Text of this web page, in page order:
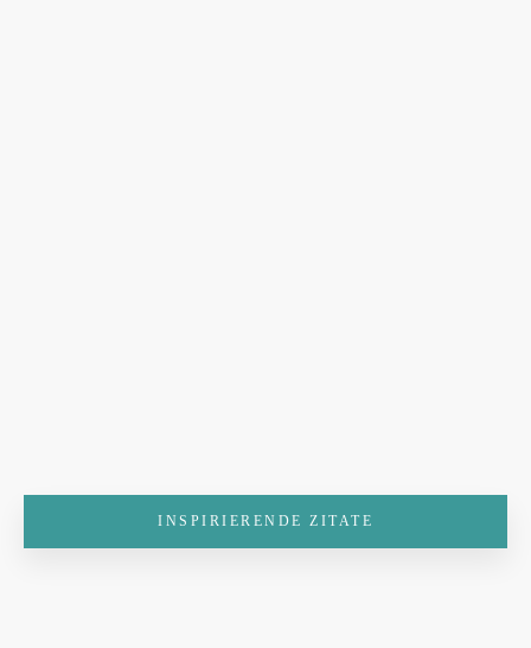
INSPIRIERENDE ZITATE